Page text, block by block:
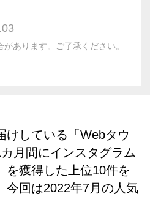
あります。ご了承ください。
けしている「Webタウ
月間にインスタグラム
を獲得した上位10件を
今回は2022年7月の人気